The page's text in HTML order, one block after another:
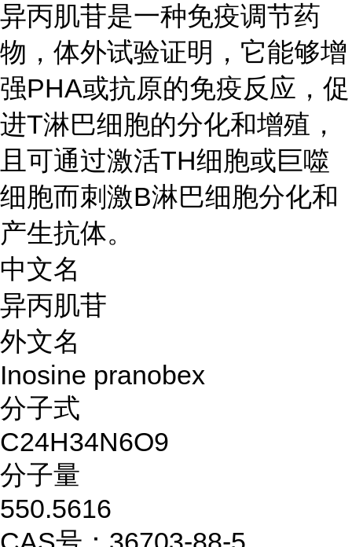
异丙肌苷是一种免疫调节药
物，体外试验证明，它能够增
强PHA或抗原的免疫反应，促
进T淋巴细胞的分化和增殖，
且可通过激活TH细胞或巨噬
细胞而刺激B淋巴细胞分化和
产生抗体。
中文名
异丙肌苷
外文名
Inosine pranobex
分子式
C24H34N6O9
分子量
550.5616